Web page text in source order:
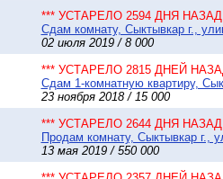
*** УСТАРЕЛО 2594 ДНЯ НАЗАД
Сдам комнату, Сыктывкар г.,
02 июля 2019 / 8 000
*** УСТАРЕЛО 2815 ДНЕЙ
Сдам 1-комнатную квартиру,
23 ноября 2018 / 15 000
*** УСТАРЕЛО 2644 ДНЯ НАЗАД
Продам комнату, Сыктывкар г.,
13 мая 2019 / 550 000